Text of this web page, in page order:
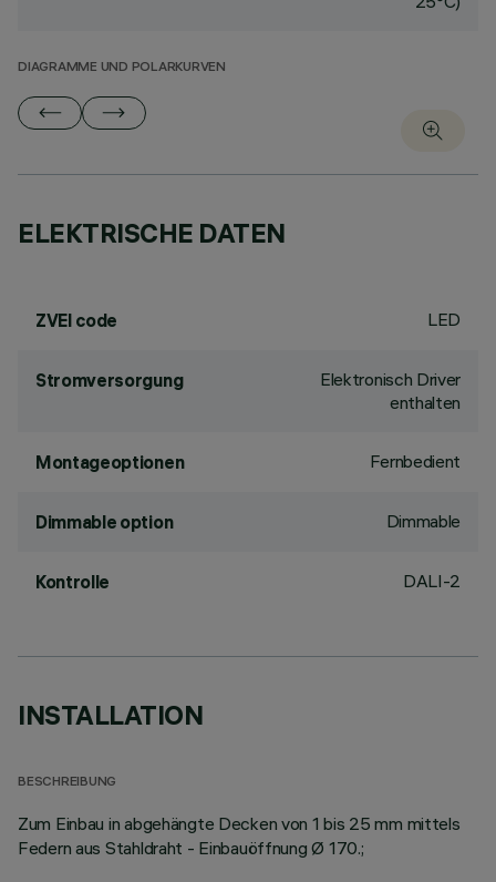
DIAGRAMME UND POLARKURVEN
ELEKTRISCHE DATEN
ZVEI code LED
Stromversorgung
Elektronisch Driver
enthalten
Montageoptionen Fernbedient
Dimmable option Dimmable
Kontrolle DALI-2
INSTALLATION
BESCHREIBUNG
Zum Einbau in abgehängte Decken von 1 bis 25 mm mittels
Federn aus Stahldraht - Einbauöffnung Ø 170.;